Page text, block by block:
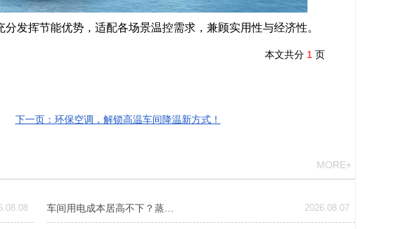
发挥节能优势，适配各场景温控需求，兼顾实用性与经济性。
本文共分 1 页
下一页：环保空调，解锁高温车间降温新方式！
MORE+
车间用电成本居高不下？蒸… 2026.08.07